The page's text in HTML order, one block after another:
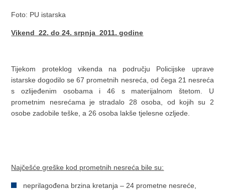
Foto: PU istarska
Vikend 22. do 24. srpnja 2011. godine
Tijekom proteklog vikenda na području Policijske uprave
istarske dogodilo se 67 prometnih nesreća, od čega 21 nesreća
s ozlijeđenim osobama i 46 s materijalnom štetom. U
prometnim nesrećama je stradalo 28 osoba, od kojih su 2
osobe zadobile teške, a 26 osoba lakše tjelesne ozljede.
Najčešće greške kod prometnih nesreća bile su:
neprilagođena brzina kretanja – 24 prometne nesreće,